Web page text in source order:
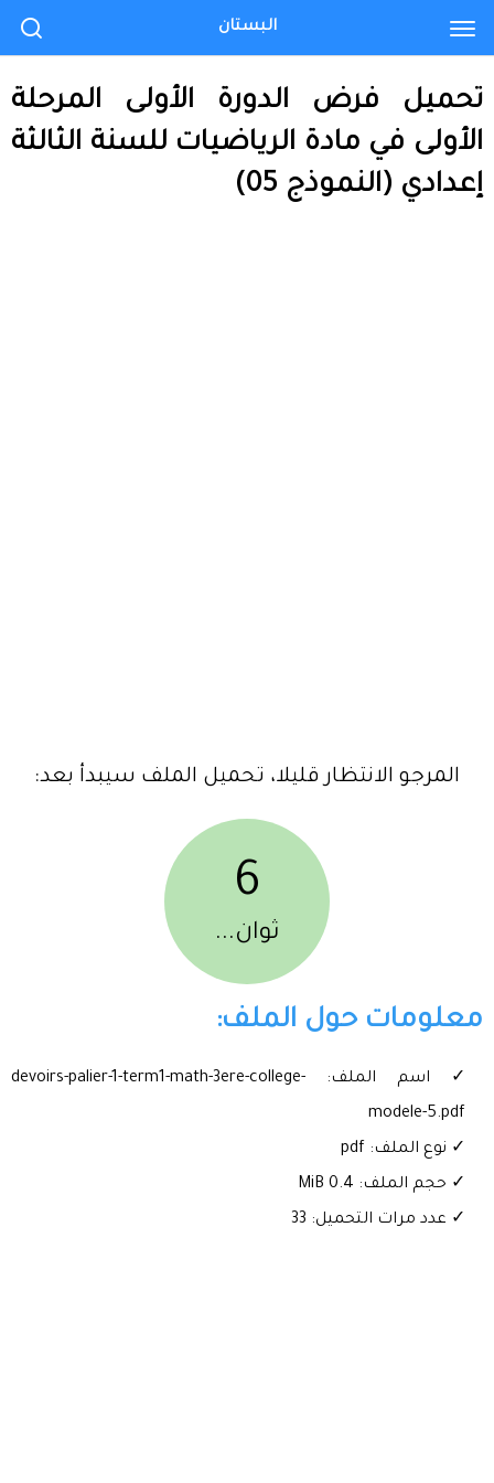
تحميل فرض الدورة الأولى المرحلة
الأولى في مادة الرياضيات للسنة الثالثة
إعدادي (النموذج 05)
المرجو الانتظار قليلا، تحميل الملف سيبدأ بعد:
6
ثوان...
معلومات حول الملف:
✓ اسم الملف: devoirs-palier-1-term1-math-3ere-college-
modele-5.pdf
✓ نوع الملف: pdf
✓ حجم الملف: 0.4 MiB
✓ عدد مرات التحميل: 33
البستان